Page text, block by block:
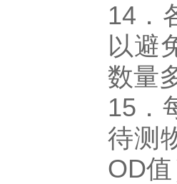
14．
以避
数量
15．
待测
OD